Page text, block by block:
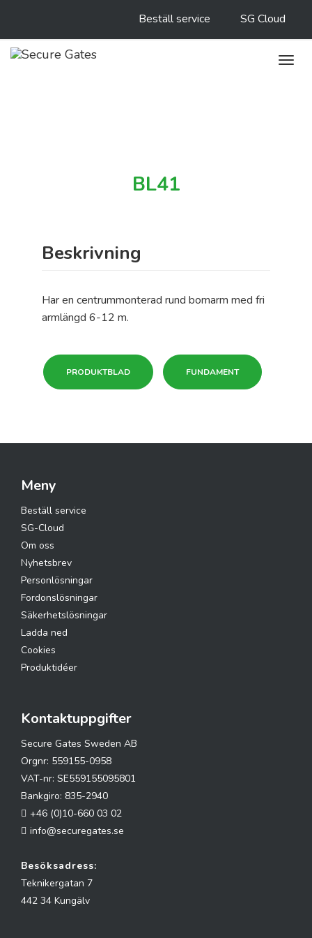
Beställ service SG Cloud
BL41
Beskrivning
Har en centrummonterad rund bomarm med fri
armlängd 6-12 m.
PRODUKTBLAD FUNDAMENT
Meny
Beställ service
SG-Cloud
Om oss
Nyhetsbrev
Personlösningar
Fordonslösningar
Säkerhetslösningar
Ladda ned
Cookies
Produktidéer
Kontaktuppgifter
Secure Gates Sweden AB
Orgnr: 559155-0958
VAT-nr: SE559155095801
Bankgiro: 835-2940
+46 (0)10-660 03 02
info@securegates.se
Besöksadress:
Teknikergatan 7
442 34 Kungälv